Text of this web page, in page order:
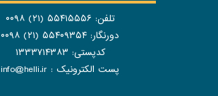
تلفن: ۵۵۴۱۵۵۵۶ (۲۱) ۰۰۹۸
دورنگار: ۵۵۴۰۹۳۵۴ (۲۱) ۰۰۹۸
کدپستی: ۱۳۳۳۷۱۴۳۸۳
پست الکترونیک : info@helli.ir